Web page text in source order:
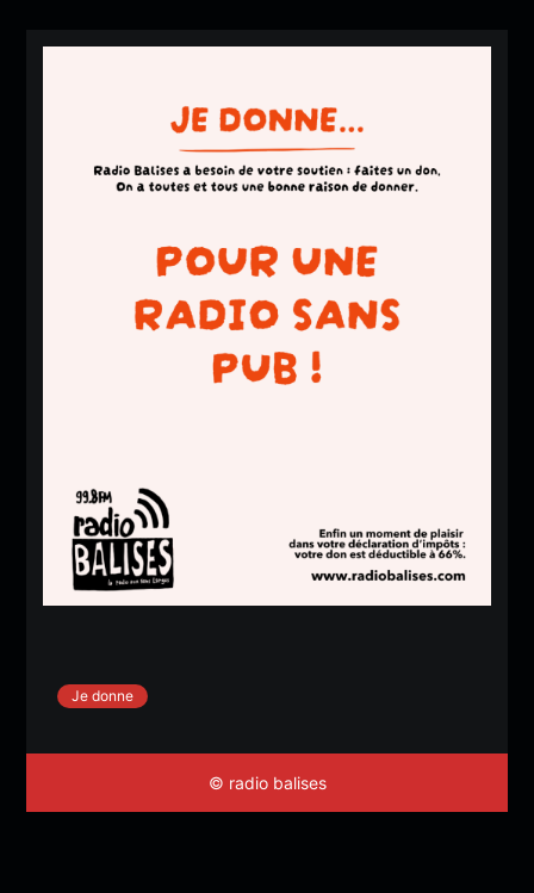
Je donne
© radio balises